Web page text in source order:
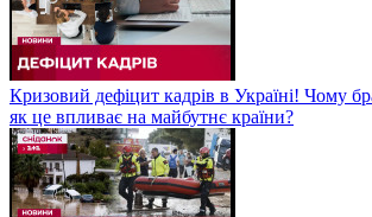
Кризовий дефіцит кадрів в Україні! Чому
як це впливає на майбутнє країни?